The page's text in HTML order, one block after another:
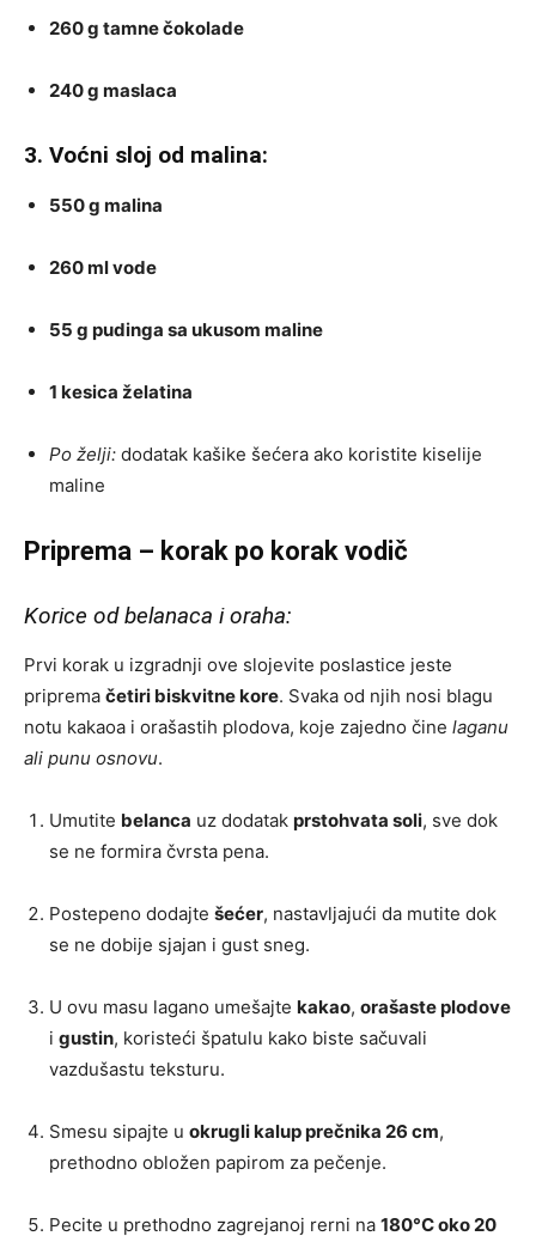
260 g tamne čokolade
240 g maslaca
3. Voćni sloj od malina:
550 g malina
260 ml vode
55 g pudinga sa ukusom maline
1 kesica želatina
Po želji: dodatak kašike šećera ako koristite kiselije
maline
Priprema – korak po korak vodič
Korice od belanaca i oraha:
Prvi korak u izgradnji ove slojevite poslastice jeste
priprema četiri biskvitne kore. Svaka od njih nosi blagu
notu kakaoa i orašastih plodova, koje zajedno čine laganu
ali punu osnovu.
Umutite belanca uz dodatak prstohvata soli, sve dok
se ne formira čvrsta pena.
Postepeno dodajte šećer, nastavljajući da mutite dok
se ne dobije sjajan i gust sneg.
U ovu masu lagano umešajte kakao, orašaste plodove
i gustin, koristeći špatulu kako biste sačuvali
vazdušastu teksturu.
Smesu sipajte u okrugli kalup prečnika 26 cm,
prethodno obložen papirom za pečenje.
Pecite u prethodno zagrejanoj rerni na 180°C oko 20